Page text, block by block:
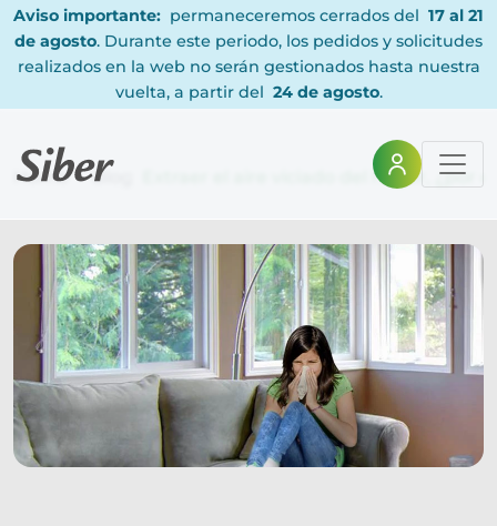
Aviso importante: permaneceremos cerrados del 17 al 21
de agosto. Durante este periodo, los pedidos y solicitudes
realizados en la web no serán gestionados hasta nuestra
vuelta, a partir del 24 de agosto.
Home Blog Extraer el aire viciado del hogar, ¿por